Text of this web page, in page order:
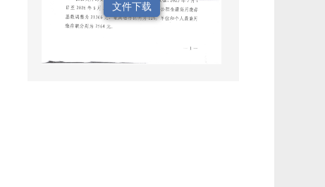
文件下载